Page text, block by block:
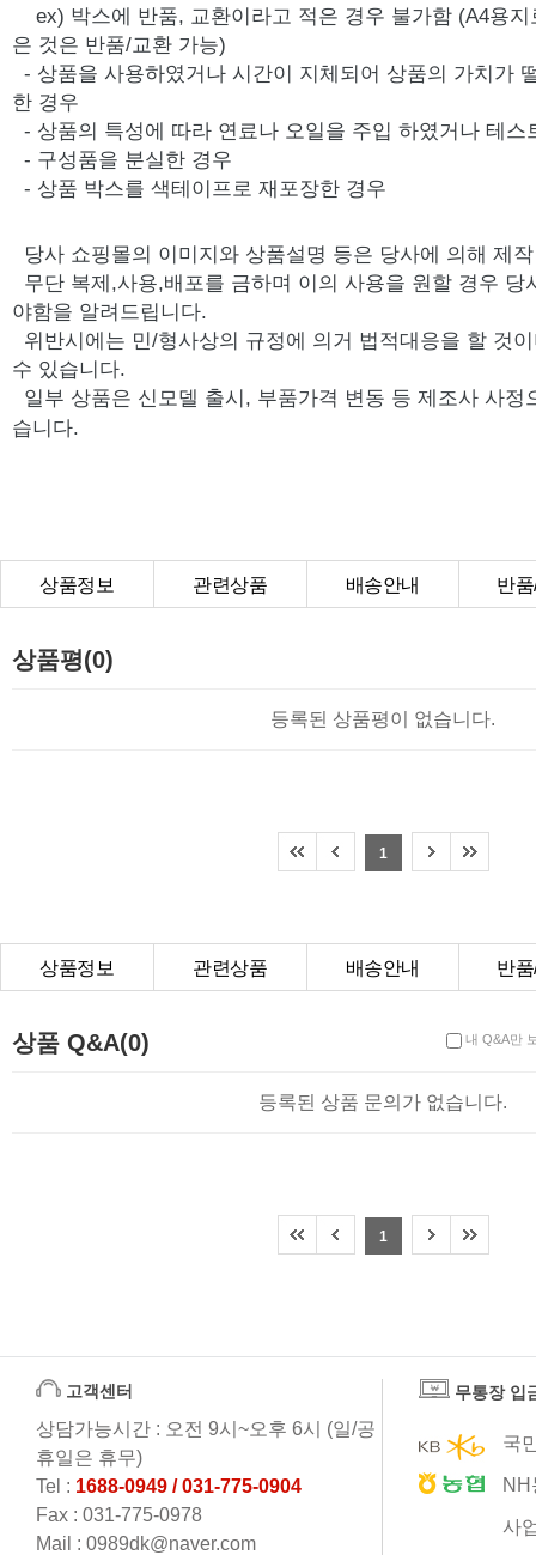
ex) 박스에 반품, 교환이라고 적은 경우 불가함 (A4용지
은 것은 반품/교환 가능)
- 상품을 사용하였거나 시간이 지체되어 상품의 가치가
한 경우
- 상품의 특성에 따라 연료나 오일을 주입 하였거나 테스
- 구성품을 분실한 경우
- 상품 박스를 색테이프로 재포장한 경우
당사 쇼핑몰의 이미지와 상품설명 등은 당사에 의해 제
무단 복제,사용,배포를 금하며 이의 사용을 원할 경우 당
야함을 알려드립니다.
위반시에는 민/형사상의 규정에 의거 법적대응을 할 것
수 있습니다.
일부 상품은 신모델 출시, 부품가격 변동 등 제조사 사정
습니다.
상품정보 관련상품 배송안내 반
상품평(0)
등록된 상품평이 없습니다.
1
상품정보 관련상품 배송안내 반
상품 Q&A(0) 내 Q&A만
등록된 상품 문의가 없습니다.
1
고객센터
상담가능시간 : 오전 9시~오후 6시 (일/공
휴일은 휴무)
Tel : 1688-0949 / 031-775-0904
Fax : 031-775-0978
Mail : 0989dk@naver.com
무통장 입
국
사